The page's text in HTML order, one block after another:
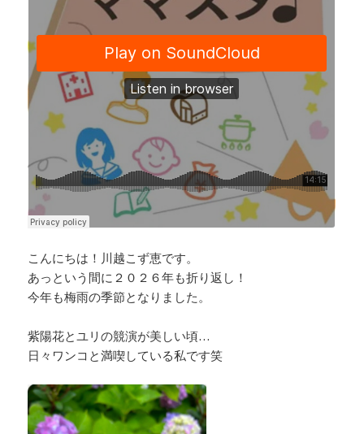
o s k
こんにちは！川越こず恵です。
あっという間に２０２６年も折り返し！
今年も梅雨の季節となりました。
紫陽花とユリの競演が美しい頃…
日々ワンコと満喫している私です笑